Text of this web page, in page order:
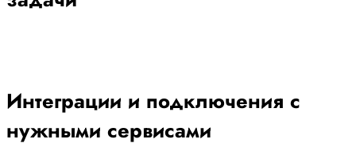
Интеграции и подключения с
нужными сервисами